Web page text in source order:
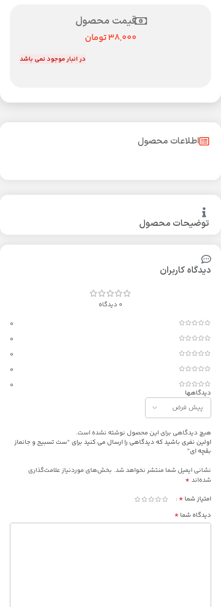
قیمت محصول
38,000تومان
در انبار موجود نمی باشد
توضیحات محصول
اطلاعات محصول
دیدگاه کاربران
0 دیدگاه
0
0
0
0
0
دیدگاهها
هیچ دیدگاهی برای این محصول نوشته نشده است.
اولین نفری باشید که دیدگاهی را ارسال می کنید برای “ست تسبیح و جانماز
بقچه ای”
نشانی ایمیل شما منتشر نخواهد شد. بخش‌های موردنیاز علامت‌گذاری
شده‌اند *
امتیاز شما *
دیدگاه شما *